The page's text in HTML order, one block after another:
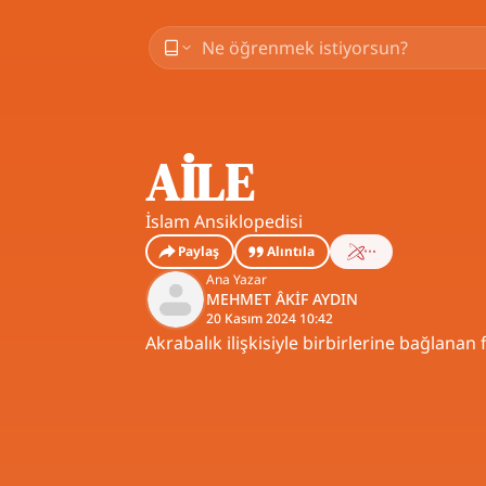
AİLE
İslam Ansiklopedisi
Paylaş
Alıntıla
Ana Yazar
MEHMET ÂKİF AYDIN
20 Kasım 2024 10:42
Akrabalık ilişkisiyle birbirlerine